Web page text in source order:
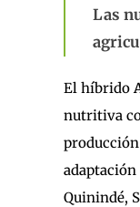
Las
El híbrido
nutritiva
adaptación
Quinindé,